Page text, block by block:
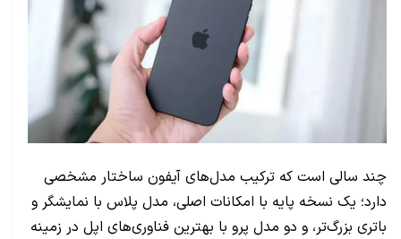
چند سالی است که ترکیب مدل‌های آیفون ساختار مشخصی
دارد؛ یک نسخه پایه با امکانات اصلی، مدل پلاس با نمایشگر و
باتری بزرگ‌تر، و دو مدل پرو با بهترین فناوری‌های اپل در زمینه